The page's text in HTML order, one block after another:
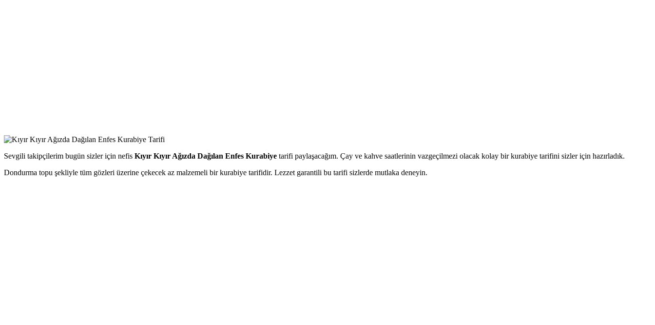
Sevgili takipçilerim bugün sizler için nefis Kıyır Kıyır Ağızda Dağılan Enfes Kurabiye tarifi paylaşacağım. Çay ve kahve saatlerinin vazgeçilmezi olacak kolay bir kurabiye tarifini sizler için hazırladık.
Dondurma topu şekliyle tüm gözleri üzerine çekecek az malzemeli bir kurabiye tarifidir. Lezzet garantili bu tarifi sizlerde mutlaka deneyin.